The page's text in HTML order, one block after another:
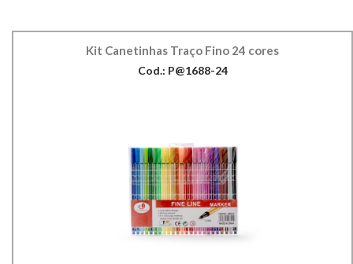
Kit Canetinhas Traço Fino 24 cores
Cod.: P@1688-24